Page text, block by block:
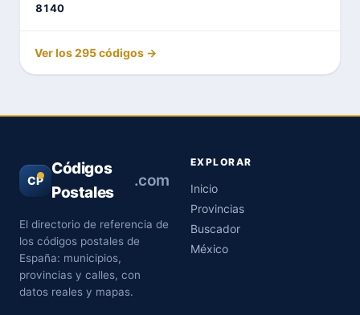
8140
Ver los 295 códigos →
CP
Códigos
Postales
.com
El directorio de referencia de
los códigos postales de
España: municipios,
provincias y calles, con
datos reales y mapas.
EXPLORAR
Inicio
Provincias
Buscador
México